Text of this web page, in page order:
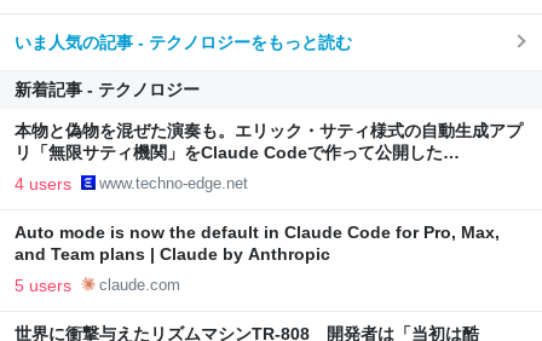
いま人気の記事 - テクノロジーをもっと読む
新着記事 - テクノロジー
本物と偽物を混ぜた演奏も。エリック・サティ様式の自動生成アプ
リ「無限サティ機関」をClaude Codeで作って公開した
（CloseBox） | テクノエッジ TechnoEdge
4 users www.techno-edge.net
Auto mode is now the default in Claude Code for Pro, Max,
and Team plans | Claude by Anthropic
5 users claude.com
世界に衝撃与えたリズムマシンTR-808 開発者は「当初は酷